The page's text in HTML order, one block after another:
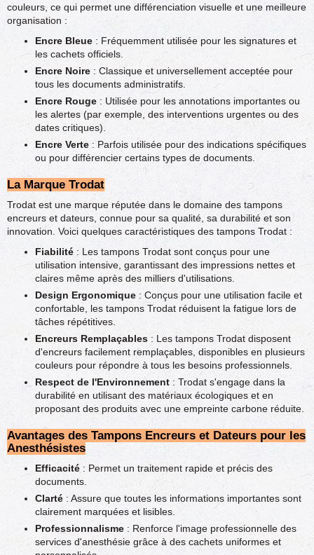
couleurs, ce qui permet une différenciation visuelle et une meilleure
organisation :
Encre Bleue : Fréquemment utilisée pour les signatures et
les cachets officiels.
Encre Noire : Classique et universellement acceptée pour
tous les documents administratifs.
Encre Rouge : Utilisée pour les annotations importantes ou
les alertes (par exemple, des interventions urgentes ou des
dates critiques).
Encre Verte : Parfois utilisée pour des indications spécifiques
ou pour différencier certains types de documents.
La Marque Trodat
Trodat est une marque réputée dans le domaine des tampons
encreurs et dateurs, connue pour sa qualité, sa durabilité et son
innovation. Voici quelques caractéristiques des tampons Trodat :
Fiabilité : Les tampons Trodat sont conçus pour une
utilisation intensive, garantissant des impressions nettes et
claires même après des milliers d'utilisations.
Design Ergonomique : Conçus pour une utilisation facile et
confortable, les tampons Trodat réduisent la fatigue lors de
tâches répétitives.
Encreurs Remplaçables : Les tampons Trodat disposent
d'encreurs facilement remplaçables, disponibles en plusieurs
couleurs pour répondre à tous les besoins professionnels.
Respect de l'Environnement : Trodat s'engage dans la
durabilité en utilisant des matériaux écologiques et en
proposant des produits avec une empreinte carbone réduite.
Avantages des Tampons Encreurs et Dateurs pour les
Anesthésistes
Efficacité : Permet un traitement rapide et précis des
documents.
Clarté : Assure que toutes les informations importantes sont
clairement marquées et lisibles.
Professionnalisme : Renforce l'image professionnelle des
services d'anesthésie grâce à des cachets uniformes et